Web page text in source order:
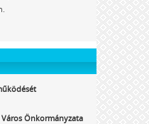
Önkormányzata